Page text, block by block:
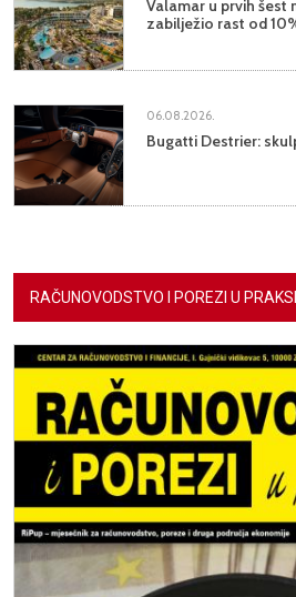
Valamar u prvih šest
zabilježio rast od
06.08.2026.
Bugatti Destrier:
RAČUNOVODSTVO I POREZI U PRAKSI